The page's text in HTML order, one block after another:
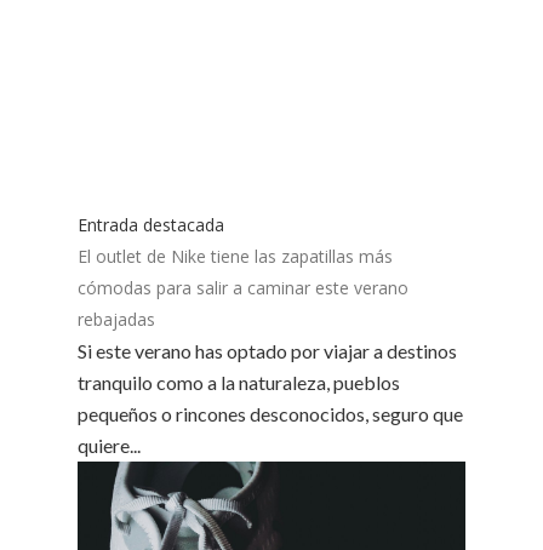
Entrada destacada
El outlet de Nike tiene las zapatillas más
cómodas para salir a caminar este verano
rebajadas
Si este verano has optado por viajar a destinos
tranquilo como a la naturaleza, pueblos
pequeños o rincones desconocidos, seguro que
quiere...